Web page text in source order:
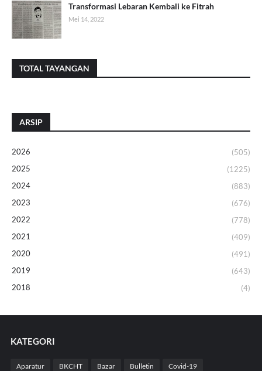
Transformasi Lebaran Kembali ke Fitrah
Mei 14, 2022
TOTAL TAYANGAN
ARSIP
2026
(505)
2025
(1225)
2024
(883)
2023
(676)
2022
(778)
2021
(409)
2020
(491)
2019
(643)
2018
(4)
KATEGORI
Aparatur BKCHT Bazar Bulletin Covid-19